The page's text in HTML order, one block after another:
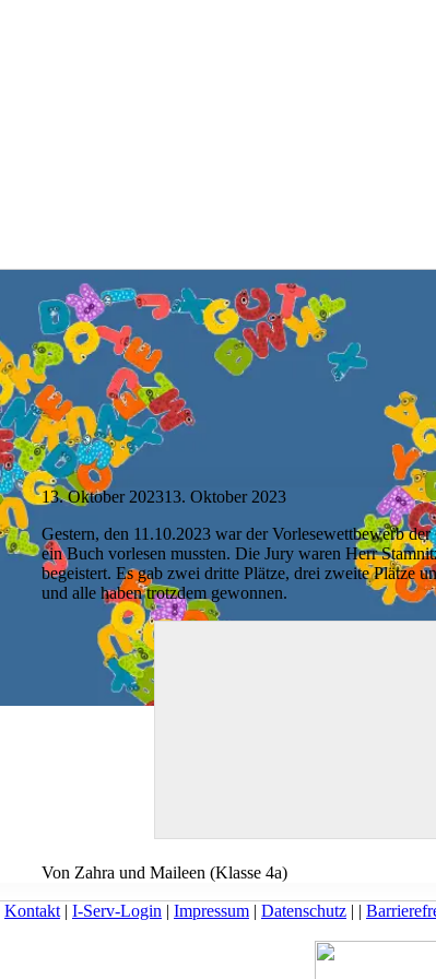
13. Oktober 202313. Oktober 2023
Gestern, den 11.10.2023 war der Vorlesewettbewerb
ein Buch vorlesen mussten. Die Jury waren Herr
begeistert. Es gab zwei dritte Plätze, drei zweite Plätze
und alle haben trotzdem gewonnen.
Von Zahra und Maileen (Klasse 4a)
Kontakt | I-Serv-Login | Impressum | Datenschutz | |